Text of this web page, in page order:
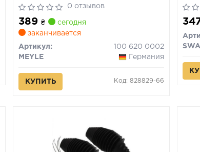
0 отзывов
389₴
сегодня
заканчивается
Артикул:
100 620 0002
MEYLE
Германия
КУПИТЬ Код: 828829-66